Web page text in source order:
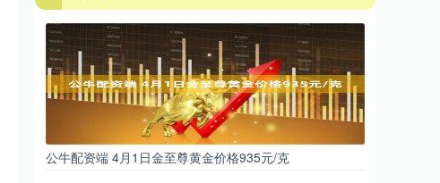
公牛配资端 4月1日金至尊黄金价格935元/克